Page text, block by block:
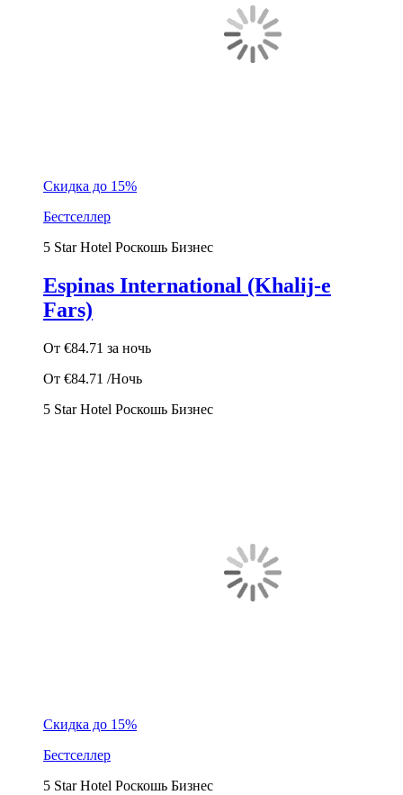
Скидка до 15%
Бестселлер
5 Star Hotel Роскошь Бизнес
Espinas International (Khalij-e
Fars)
От €84.71 за ночь
От €84.71 /Ночь
5 Star Hotel Роскошь Бизнес
Скидка до 15%
Бестселлер
5 Star Hotel Роскошь Бизнес